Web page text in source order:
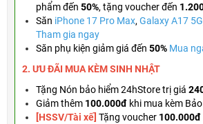
phẩm đến 50%, tặng voucher đến
Săn iPhone 17 Pro Max, Galaxy A17 5G
Tham gia ngay
Săn phụ kiện giảm giá đến 50% Mua
2. ƯU ĐÃI MUA KÈMSINH NHẬT
Tặng Nón bảo hiểm 24hStore trị giá
Giảm thêm 100.000đ khi mua kèm
[HSSV/Tài xế] Tặng voucher 100.000đ